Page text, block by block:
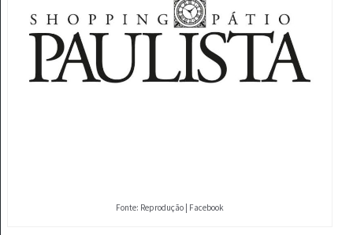
Fonte: Reprodução | Facebook